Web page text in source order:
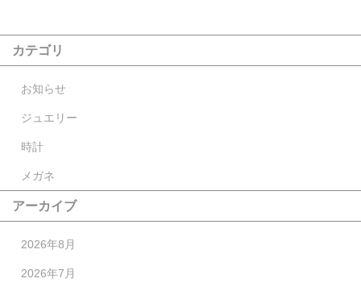
カテゴリ
お知らせ
ジュエリー
時計
メガネ
アーカイブ
2026年8月
2026年7月